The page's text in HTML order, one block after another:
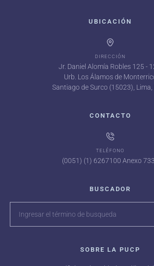
UBICACIÓN
DIRECCIÓN
Jr. Daniel Alomía Robles 125 -
Urb. Los Álamos de
Santiago de Surco (15023), Lima,
CONTACTO
TELÉFONO
(0051) (1) 6267100 Anexo
BUSCADOR
SOBRE LA PUCP